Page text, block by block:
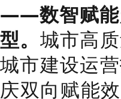
——数智赋能
型。 城市高
城市建设运
庆双向赋能